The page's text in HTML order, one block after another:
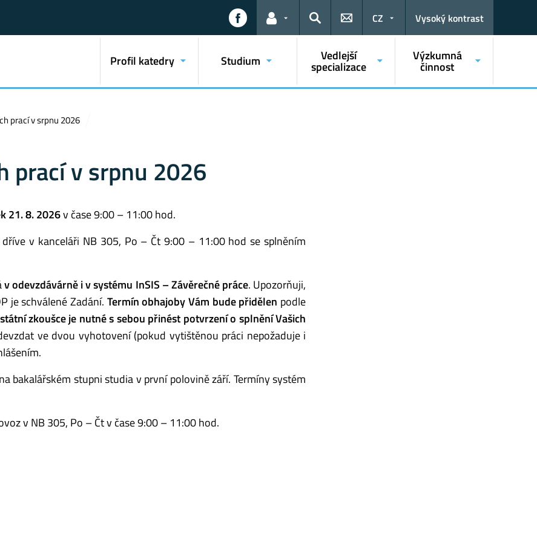
Odkazy pro uživatele
Hledat
CZ Vysoký kontrast
Profil katedry Studium Vedlejší
specializace
Výzkumná
činnost
prací v srpnu 2026
prací v srpnu 2026
21. 8. 2026v čase 9:00 – 11:00 hod.
v kanceláři NB 305, Po – Čt 9:00 – 11:00 hod se splněním
v odevzdávárně i v systému InSIS – Závěrečné práce. Upozorňuji,
je schválené Zadání. Termín obhajoby Vám bude přidělen podle
zkoušce je nutné s sebou přinést potvrzení o splnění Vašich
ve dvou vyhotovení (pokud vytištěnou práci nepožaduje i
bakalářském stupni studia v první polovině září. Termíny systém
v NB 305, Po – Čt v čase 9:00 – 11:00 hod.